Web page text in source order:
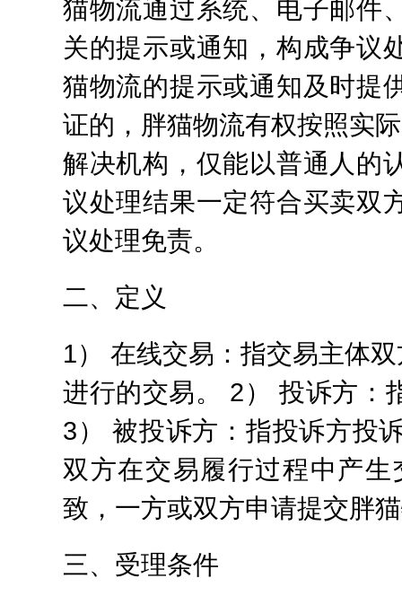
猫物流通过系统、电子邮件
关的提示或通知，构成争议
猫物流的提示或通知及时提
证的，胖猫物流有权按照实
解决机构，仅能以普通人的
议处理结果一定符合买卖双
议处理免责。
二、定义
1） 在线交易：指交易主体
进行的交易。 2） 投诉方：
3） 被投诉方：指投诉方投
双方在交易履行过程中产
致，一方或双方申请提交胖
三、受理条件